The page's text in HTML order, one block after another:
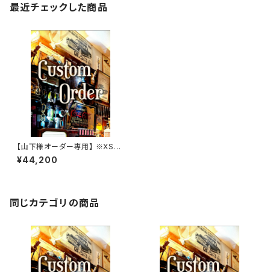
最近チェックした商品
【山下様オーダー専用】 ※XSW
+キーケース
¥44,200
同じカテゴリの商品